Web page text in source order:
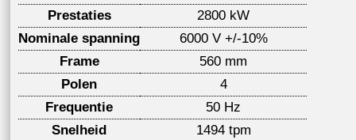
Prestaties
2800 kW
Nominale spanning
6000 V +/-10%
Frame
560 mm
Polen
4
Frequentie
50 Hz
Snelheid
1494 tpm